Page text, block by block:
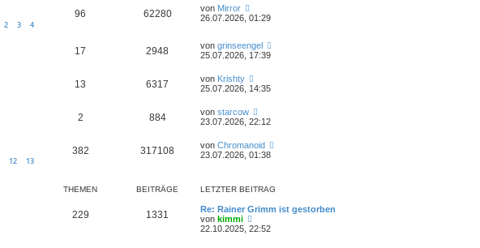
2 3 4
96 62280 von Mirror
26.07.2026, 01:29
17 2948 von grinseengel
25.07.2026, 17:39
13 6317 von Krishty
25.07.2026, 14:35
2 884 von starcow
23.07.2026, 22:12
12 13
382 317108 von Chromanoid
23.07.2026, 01:38
THEMEN BEITRÄGE LETZTER BEITRAG
229 1331
Re: Rainer Grimm ist gestorben
von kimmi
e
22.10.2025, 22:52